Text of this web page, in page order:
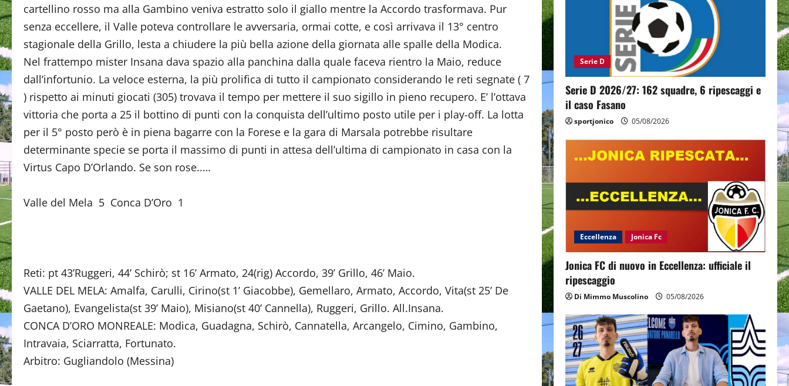
cartellino rosso ma alla Gambino veniva estratto solo il giallo mentre la Accordo trasformava. Pur
senza eccellere, il Valle poteva controllare le avversaria, ormai cotte, e così arrivava il 13° centro
stagionale della Grillo, lesta a chiudere la più bella azione della giornata alle spalle della Modica.
Nel frattempo mister Insana dava spazio alla panchina dalla quale faceva rientro la Maio, reduce
dall’infortunio. La veloce esterna, la più prolifica di tutto il campionato considerando le reti segnate ( 7
) rispetto ai minuti giocati (305) trovava il tempo per mettere il suo sigillo in pieno recupero. E’ l’ottava
vittoria che porta a 25 il bottino di punti con la conquista dell’ultimo posto utile per i play-off. La lotta
per il 5° posto però è in piena bagarre con la Forese e la gara di Marsala potrebbe risultare
determinante specie se porta il massimo di punti in attesa dell’ultima di campionato in casa con la
Virtus Capo D’Orlando. Se son rose..…
Valle del Mela 5 Conca D’Oro 1
Reti: pt 43’Ruggeri, 44’ Schirò; st 16’ Armato, 24(rig) Accordo, 39’ Grillo, 46’ Maio.
VALLE DEL MELA: Amalfa, Carulli, Cirino(st 1’ Giacobbe), Gemellaro, Armato, Accordo, Vita(st 25’ De
Gaetano), Evangelista(st 39’ Maio), Misiano(st 40’ Cannella), Ruggeri, Grillo. All.Insana.
CONCA D’ORO MONREALE: Modica, Guadagna, Schirò, Cannatella, Arcangelo, Cimino, Gambino,
Intravaia, Sciarratta, Fortunato.
Arbitro: Gugliandolo (Messina)
Serie D
Serie D 2026/27: 162 squadre, 6 ripescaggi e
il caso Fasano
sportjonico 05/08/2026
Eccellenza Jonica Fc
Jonica FC di nuovo in Eccellenza: ufficiale il
ripescaggio
Di Mimmo Muscolino 05/08/2026